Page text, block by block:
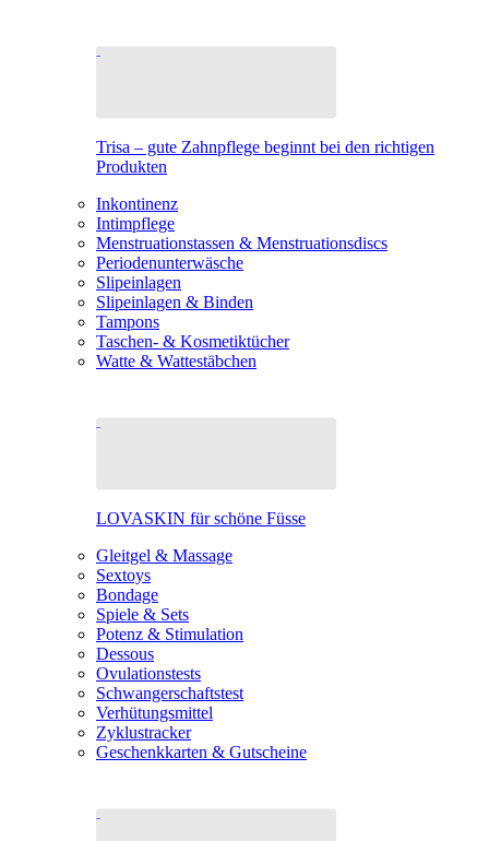
Trisa – gute Zahnpflege beginnt bei den richtigen
Produkten
Inkontinenz
Intimpflege
Menstruationstassen & Menstruationsdiscs
Periodenunterwäsche
Slipeinlagen
Slipeinlagen & Binden
Tampons
Taschen- & Kosmetiktücher
Watte & Wattestäbchen
LOVASKIN für schöne Füsse
Gleitgel & Massage
Sextoys
Bondage
Spiele & Sets
Potenz & Stimulation
Dessous
Ovulationstests
Schwangerschaftstest
Verhütungsmittel
Zyklustracker
Geschenkkarten & Gutscheine